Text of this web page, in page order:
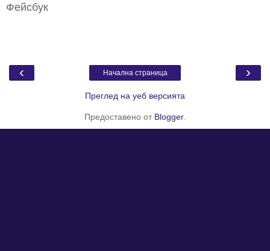
Фейсбук
‹ ›
Начална страница
Преглед на уеб версията
Предоставено от Blogger.